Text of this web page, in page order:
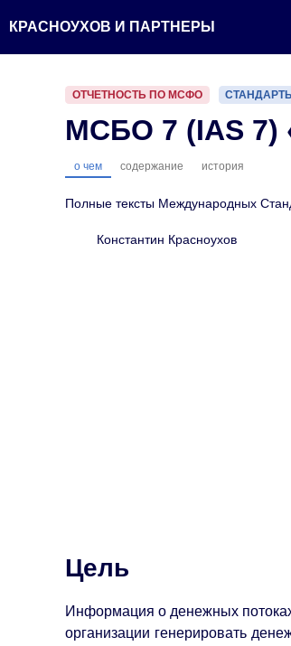
содержимому
КРАСНОУХОВ И ПАРТНЕРЫ
ОТЧЕТНОСТЬ ПО МСФО СТАНДАРТЫ
МСБО 7 (IAS 7)
о чем содержание история
Полные тексты Международных
Константин Красноухов
Цель
Информация о денежных
организации генерировать